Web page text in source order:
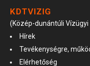
KDTVIZIG
(Közép-dunántúli
Hírek
Tevékenységre,
Elérhetőség